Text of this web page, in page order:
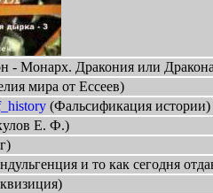
- Монарх. Дракония или
мира от Ессеев)
(Фальсификация истории)
Е. Ф.)
и то как сегодня